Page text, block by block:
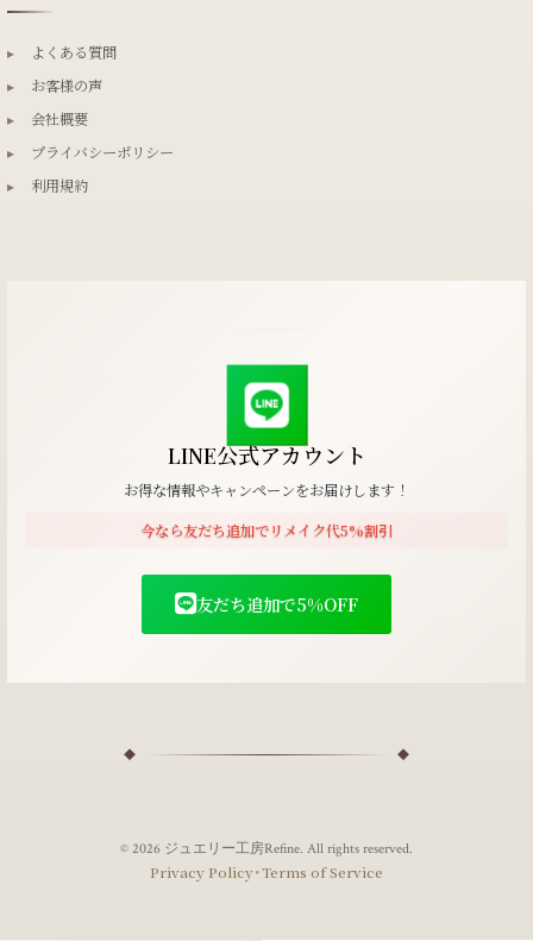
▸
よくある質問
▸
お客様の声
▸
会社概要
▸
プライバシーポリシー
▸
利用規約
LINE公式アカウント
お得な情報やキャンペーンをお届けします！
今なら友だち追加でリメイク代5%割引
友だち追加で5%OFF
© 2026 ジュエリー工房Refine. All rights reserved.
Privacy Policy･Terms of Service